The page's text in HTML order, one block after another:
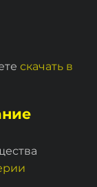
скачать в